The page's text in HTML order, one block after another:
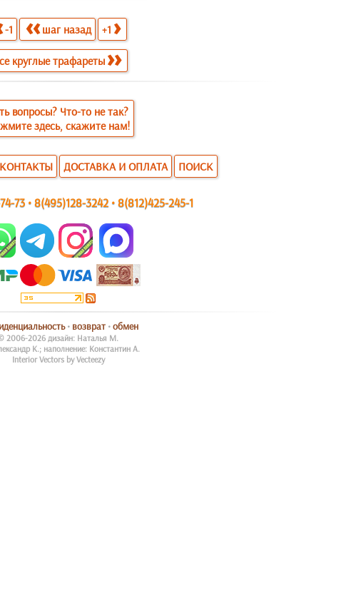
-1 шаг назад +1
круглые трафареты
вопросы? Что-то не так?
здесь, скажите нам!
КОНТАКТЫ ДОСТАВКА И ОПЛАТА ПОИСК
73 •8(495)128-3242 •8(812)425-245-1
• возврат •обмен
2006-2026 дизайн: Наталья М.
К.; наполнение: Константин А.
Interior Vectors by Vecteezy